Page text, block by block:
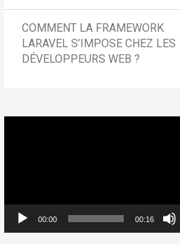
COMMENT LA FRAMEWORK
LARAVEL S’IMPOSE CHEZ LES
DÉVELOPPEURS WEB ?
00:00 00:16